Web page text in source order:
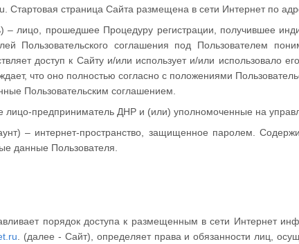
Стартовая страница Сайта размещена в сети Интернет по
– лицо, прошедшее Процедуру регистрации, получившее
Пользовательского соглашения под Пользователем
доступ к Сайту и/или использует и/или использовало
что оно полностью согласно с положениями
Пользовательским соглашением.
предприниматель ДНР и (или) уполномоченные на
– интернет-пространство, защищенное паролем.
данные Пользователя.
порядок доступа к размещенным в сети Интернет
. (далее - Сайт), определяет права и обязанности лиц,